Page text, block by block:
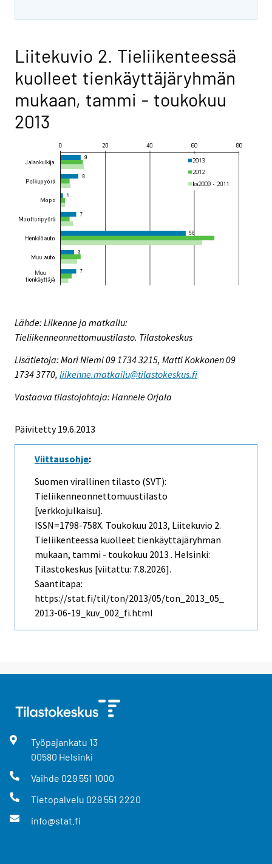
Liitekuvio 2. Tieliikenteessä
kuolleet tienkäyttäjäryhmän
mukaan, tammi - toukokuu
2013
Lähde: Liikenne ja matkailu:
Tieliikenneonnettomuustilasto. Tilastokeskus
Lisätietoja: Mari Niemi 09 1734 3215, Matti Kokkonen 09
1734 3770, liikenne.matkailu@tilastokeskus.fi
Vastaava tilastojohtaja: Hannele Orjala
Päivitetty 19.6.2013
Viittausohje:
Suomen virallinen tilasto (SVT):
Tieliikenneonnettomuustilasto
[verkkojulkaisu].
ISSN=1798-758X. Toukokuu 2013, Liitekuvio 2.
Tieliikenteessä kuolleet tienkäyttäjäryhmän
mukaan, tammi - toukokuu 2013 . Helsinki:
Tilastokeskus [viitattu: 7.8.2026].
Saantitapa:
https://stat.fi/til/ton/2013/05/ton_2013_05_
2013-06-19_kuv_002_fi.html
Työpajankatu 13
00580 Helsinki
Vaihde 029 551 1000
Tietopalvelu 029 551 2220
info@stat.fi